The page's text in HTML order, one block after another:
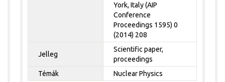
York, Italy (AIP
Conference
Proceedings 1595) 0
(2014) 208
Jelleg
Scientific paper,
proceedings
Témák
Nuclear Physics